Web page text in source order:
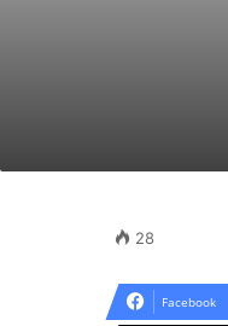
28
Facebook